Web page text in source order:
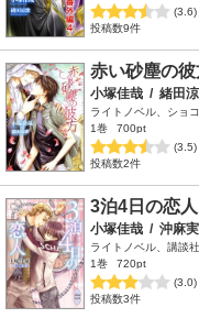
(3.6)
投稿数9件
赤い砂塵の彼
小塚佳哉 / 緒田
ライトノベル、ショ
1巻
700pt
(3.5)
投稿数2件
3泊4日の恋人
小塚佳哉 / 沖麻
ライトノベル、講談
1巻
720pt
(3.0)
投稿数3件